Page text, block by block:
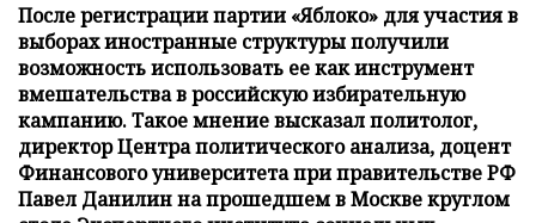
После регистрации партии «Яблоко» для участия в
выборах иностранные структуры получили
возможность использовать ее как инструмент
вмешательства в российскую избирательную
кампанию. Такое мнение высказал политолог,
директор Центра политического анализа, доцент
Финансового университета при правительстве РФ
Павел Данилин на прошедшем в Москве круглом